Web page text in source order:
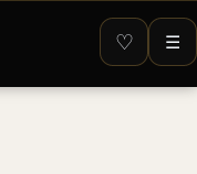
♡ ☰